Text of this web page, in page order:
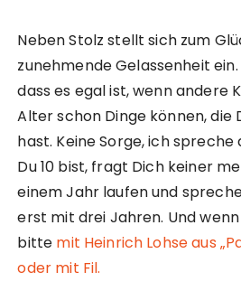
Neben Stolz stellt sich zum
zunehmende Gelassenheit
dass es egal ist, wenn andere
Alter schon Dinge können, die
hast. Keine Sorge, ich spreche
Du 10 bist, fragt Dich keiner
einem Jahr laufen und
erst mit drei Jahren. Und
bitte mit Heinrich Lohse aus
oder mit Fil.